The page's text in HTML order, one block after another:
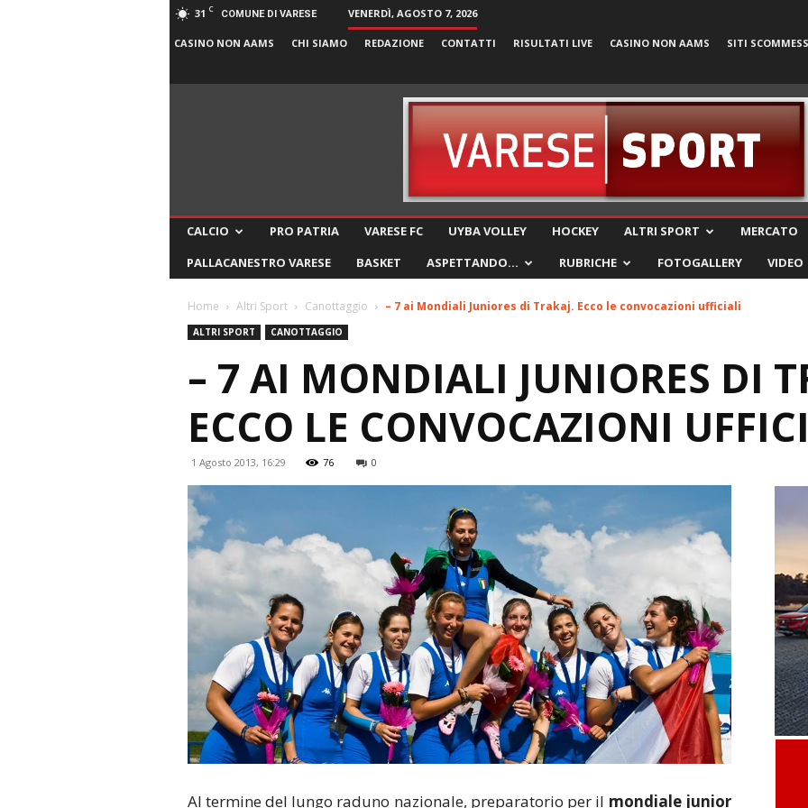
31 C COMUNE DI VARESE VENERDÌ, AGOSTO 7, 2026
CASINO NON AAMS CHI SIAMO REDAZIONE CONTATTI RISULTATI LIVE CASINO NON AAMS SITI
CALCIO PRO PATRIA VARESE FC UYBA VOLLEY HOCKEY ALTRI SPORT
MERCATO
PALLACANESTRO VARESE
BASKET ASPETTANDO… RUBRICHE FOTOGALLERY VIDEO
Home Altri Sport Canottaggio – 7 ai Mondiali Juniores di Trakaj. Ecco le convocazioni ufficiali
ALTRI SPORT CANOTTAGGIO
– 7 AI MONDIALI JUNIORES DI
ECCO LE CONVOCAZIONI
1 Agosto 2013, 16:29 76 0
Al termine del lungo raduno nazionale, preparatorio per il mondiale junior